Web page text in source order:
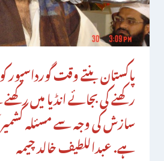
پاکستان بنتے وقت گورداسپور
رکھنے کی بجائے انڈیا میں
سازش کی وجہ سے مسئلہ
ہے. عبداللطیف خالد چیمہ